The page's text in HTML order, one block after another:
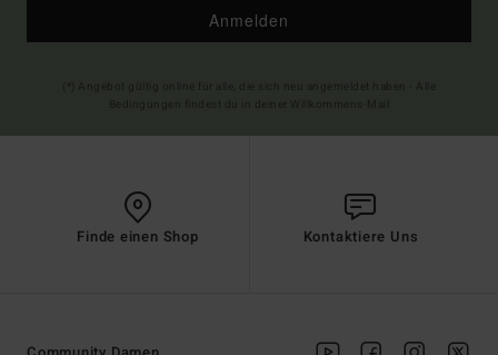
Anmelden
Finde einen Shop Kontaktiere Uns